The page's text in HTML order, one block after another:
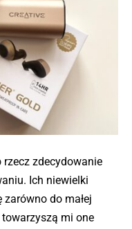
rzecz zdecydowanie
Ich niewielki
do małej
mi one